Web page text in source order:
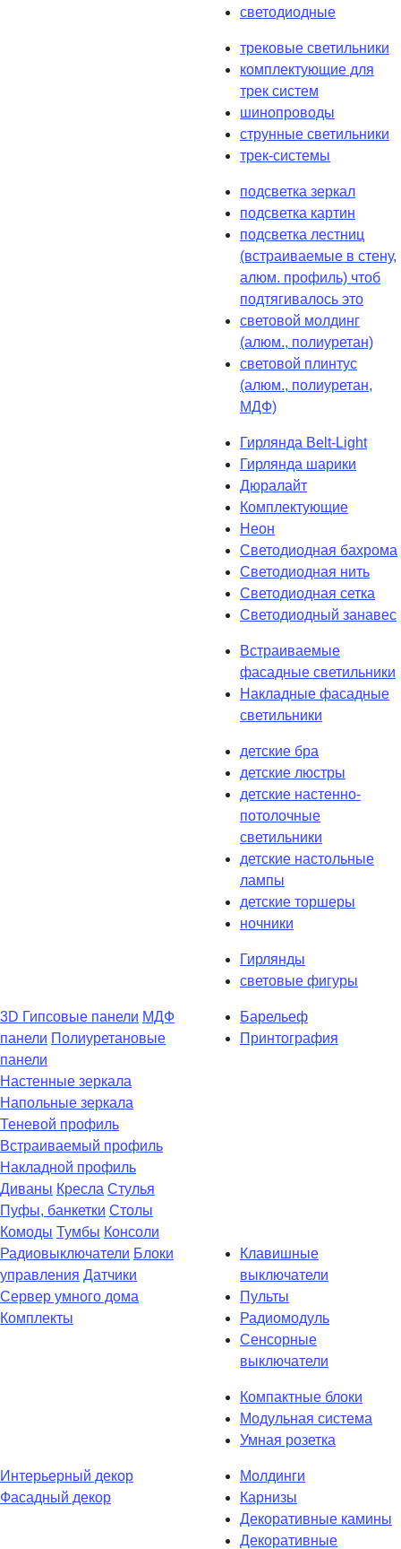
светодиодные
трековые светильники
комплектующие для
трек систем
шинопроводы
струнные светильники
трек-системы
подсветка зеркал
подсветка картин
подсветка лестниц
(встраиваемые в стену,
алюм. профиль) чтоб
подтягивалось это
световой молдинг
(алюм., полиуретан)
световой плинтус
(алюм., полиуретан,
МДФ)
Гирлянда Belt-Light
Гирлянда шарики
Дюралайт
Комплектующие
Неон
Светодиодная бахрома
Светодиодная нить
Светодиодная сетка
Светодиодный занавес
Встраиваемые
фасадные светильники
Накладные фасадные
светильники
детские бра
детские люстры
детские настенно-
потолочные
светильники
детские настольные
лампы
детские торшеры
ночники
Гирлянды
световые фигуры
3D Гипсовые панели МДФ
панели Полиуретановые
панели
Барельеф
Принтография
Настенные зеркала
Напольные зеркала
Теневой профиль
Встраиваемый профиль
Накладной профиль
Диваны Кресла Стулья
Пуфы, банкетки Столы
Комоды Тумбы Консоли
Радиовыключатели Блоки
управления Датчики
Сервер умного дома
Комплекты
Клавишные
выключатели
Пульты
Радиомодуль
Сенсорные
выключатели
Компактные блоки
Модульная система
Умная розетка
Интерьерный декор
Фасадный декор
Молдинги
Карнизы
Декоративные камины
Декоративные